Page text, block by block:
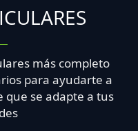
más completo
para ayudarte a
se adapte a tus